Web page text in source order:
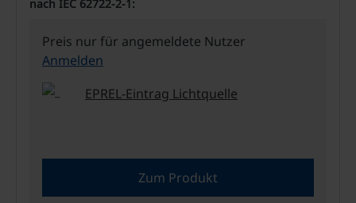
nach IEC 62722-2-1:
Preis nur für angemeldete Nutzer
Anmelden
EPREL-Eintrag Lichtquelle
Zum Produkt